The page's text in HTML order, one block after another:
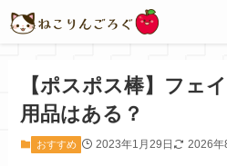
【ポスポス棒】フェ
用品はある？
おすすめ 2023年1月29日 2026年